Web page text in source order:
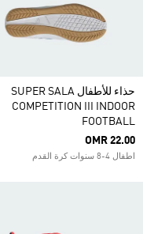
حذاء للأطفال SUPER SALA
COMPETITION III INDOOR
FOOTBALL
OMR 22.00
اطفال 4-8 سنوات كرة القدم